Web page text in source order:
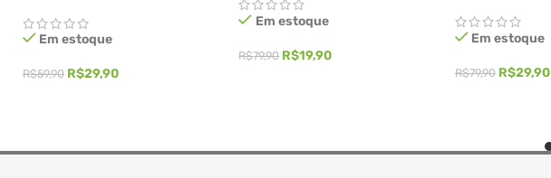
Em estoque
R$59,90 R$29,90
Em estoque
R$79,90 R$19,90
Em estoque
R$79,90 R$29,90